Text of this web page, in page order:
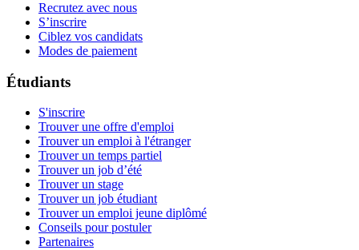
Recrutez avec nous
S’inscrire
Ciblez vos candidats
Modes de paiement
Étudiants
S'inscrire
Trouver une offre d'emploi
Trouver un emploi à l'étranger
Trouver un temps partiel
Trouver un job d’été
Trouver un stage
Trouver un job étudiant
Trouver un emploi jeune diplômé
Conseils pour postuler
Partenaires